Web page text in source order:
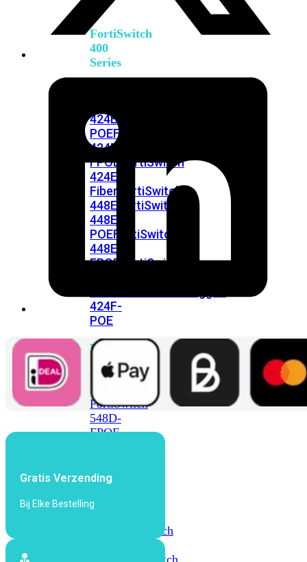
FortiSwitch
400
Series
424E-
POEFortiSwitch
424E-
FPOE
FortiSwitch
424E-
Fiber FortiSwitch
448E FortiSwitch
448E-
POEFortiSwitch
448E-
FPOE
FortiSwitch
424F-
POE
FortiSwitch
500
Series
FortiSwitch
548D-
FPOE
600
FortiSwitch
FortiSwitch
Gratis Verzending
Bij Elke Bestelling